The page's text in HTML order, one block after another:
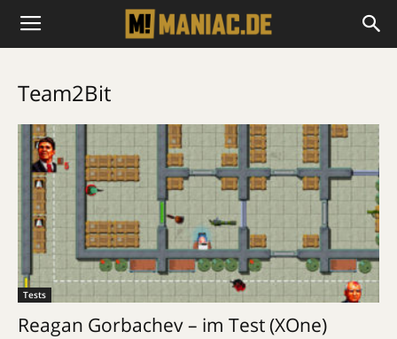
Team2Bit
Tests
Reagan Gorbachev – im Test (XOne)